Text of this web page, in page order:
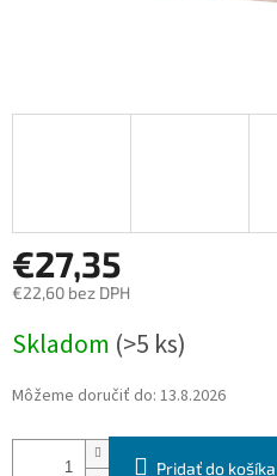
€27,35
€22,60 bez DPH
cena:
Skladom (>5 ks)
Môžeme doručiť do: 13.8.2026
Pridať do košíka